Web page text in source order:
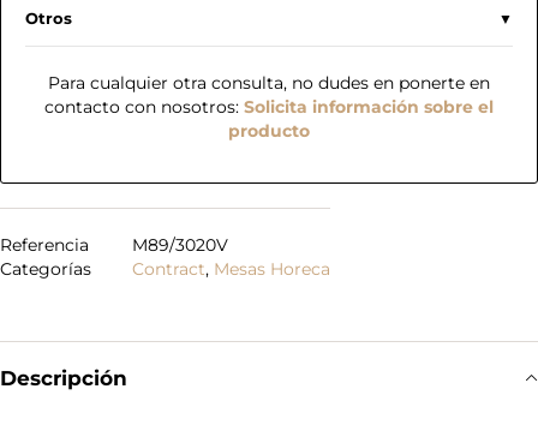
Otros
Para cualquier otra consulta, no dudes en ponerte en
contacto con nosotros: Solicita información sobre el
producto
Referencia
M89/3020V
Categorías
Contract, Mesas Horeca
Descripción